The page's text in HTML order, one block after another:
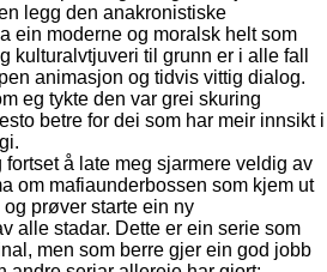
legg den anakronistiske
ein moderne og moralsk helt som
kulturalvtjuveri til grunn er i alle fall
animasjon og tidvis vittig dialog.
eg tykte den var grei skuring
betre for dei som har meir innsikt i
fortset å late meg sjarmere veldig av
om mafiaunderbossen som kjem ut
prøver starte ein ny
alle stadar. Dette er ein serie som
men som berre gjer ein god jobb